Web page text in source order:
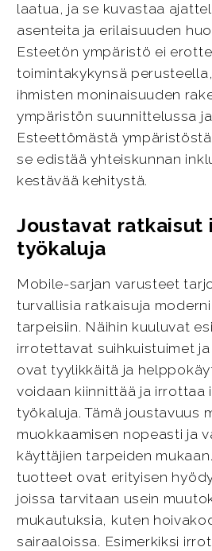
laatua, ja se kuvastaa
asenteita ja erilaisuuden
Esteetön ympäristö ei
toimintakykynsä
ihmisten moninaisuuden
ympäristön suunnittelussa
Esteettömästä
se edistää yhteiskunnan
kestävää kehitystä.
Joustavat ratkaisut
työkaluja
Mobile-sarjan varusteet
turvallisia ratkaisuja
tarpeisiin. Näihin kuuluvat
irrotettavat suihkuistuimet
ovat tyylikkäitä ja
voidaan kiinnittää ja irrottaa
työkaluja. Tämä joustavuus
muokkaamisen nopeasti ja
käyttäjien tarpeiden mukaan.
tuotteet ovat erityisen
joissa tarvitaan usein
mukautuksia, kuten
sairaaloissa. Esimerkiksi